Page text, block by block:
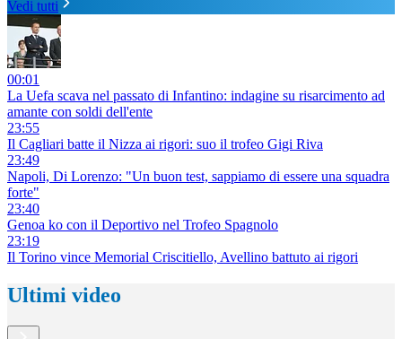
Vedi tutti
00:01
La Uefa scava nel passato di Infantino: indagine su risarcimento ad
amante con soldi dell'ente
23:55
Il Cagliari batte il Nizza ai rigori: suo il trofeo Gigi Riva
23:49
Napoli, Di Lorenzo: "Un buon test, sappiamo di essere una squadra
forte"
23:40
Genoa ko con il Deportivo nel Trofeo Spagnolo
23:19
Il Torino vince Memorial Criscitiello, Avellino battuto ai rigori
Ultimi video